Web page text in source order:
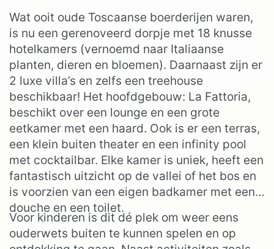
Wat ooit oude Toscaanse boerderijen waren,
is nu een gerenoveerd dorpje met 18 knusse
hotelkamers (vernoemd naar Italiaanse
planten, dieren en bloemen). Daarnaast zijn er
2 luxe villa’s en zelfs een treehouse
beschikbaar! Het hoofdgebouw: La Fattoria,
beschikt over een lounge en een grote
eetkamer met een haard. Ook is er een terras,
een klein buiten theater en een infinity pool
met cocktailbar. Elke kamer is uniek, heeft een
fantastisch uitzicht op de vallei of het bos en
is voorzien van een eigen badkamer met een
douche en een toilet.
Voor kinderen is dit dé plek om weer eens
ouderwets buiten te kunnen spelen en op